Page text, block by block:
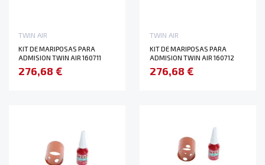
TWIN AIR
KIT DE MARIPOSAS PARA
ADMISION TWIN AIR 160711
276,68 €
TWIN AIR
KIT DE MARIPOSAS PARA
ADMISION TWIN AIR 160712
276,68 €